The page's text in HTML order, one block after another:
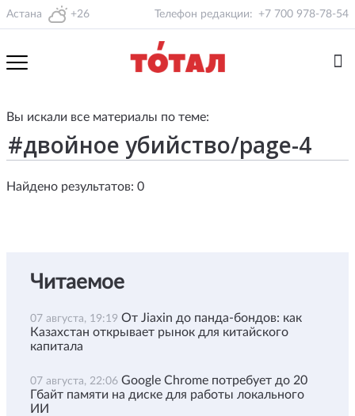
Астана +26 Телефон редакции: +7 700 978-78-54
Вы искали все материалы по теме:
Найдено результатов: 0
Читаемое
07 августа, 19:19 От Jiaxin до панда-бондов: как
Казахстан открывает рынок для китайского
капитала
07 августа, 22:06 Google Chrome потребует до 20
Гбайт памяти на диске для работы локального
ИИ